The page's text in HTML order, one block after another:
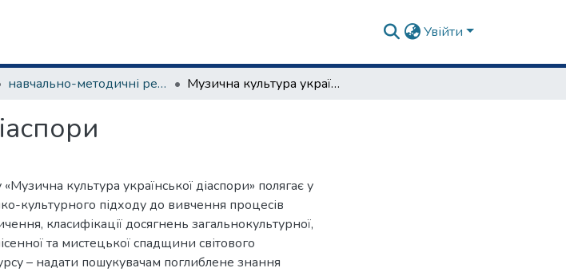
Увійти
навчально-методичні рекомендації, програми дисциплін Музична культура української діаспори
культура української діаспори» полягає у
культурного підходу до вивчення процесів
класифікації досягнень загальнокультурної,
та мистецької спадщини світового
– надати пошукувачам поглиблене знання